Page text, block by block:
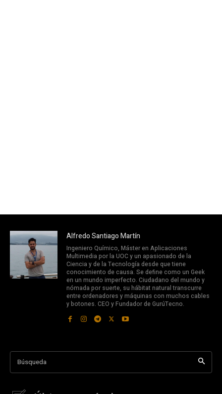
Alfredo Santiago Martín
Ingeniero Químico, Máster en Aplicaciones
Multimedia por la UOC y un apasionado de la
Ciencia y de la Tecnología desde que tiene
conocimiento de causa. Se define como un Geek
en un mundo imperfecto. Ciudadano del mundo y
nómada por suerte, su hábitat natural transcurre
entre ordenadores y máquinas con muchos cables
y botones. CEO y Fundador de GurúTecno.
Búsqueda